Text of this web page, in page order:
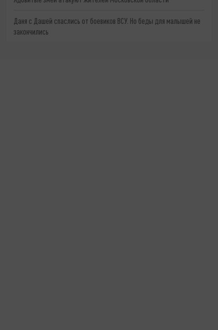
Даня с Дашей спаслись от боевиков ВСУ. Но беды для малышей не
закончились